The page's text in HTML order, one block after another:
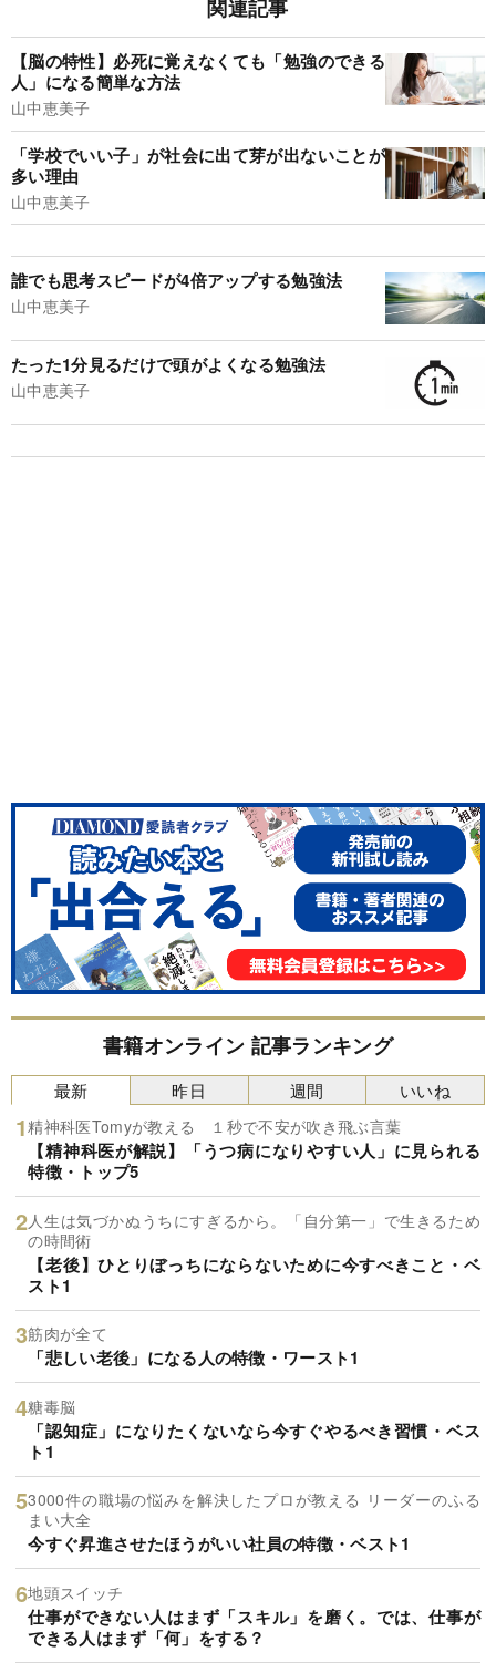
関連記事
【脳の特性】必死に覚えなくても「勉強のできる
人」になる簡単な方法
山中恵美子
「学校でいい子」が社会に出て芽が出ないことが
多い理由
山中恵美子
誰でも思考スピードが4倍アップする勉強法
山中恵美子
たった1分見るだけで頭がよくなる勉強法
山中恵美子
書籍オンライン 記事ランキング
最新
精神科医Tomyが教える １秒で不安が吹き飛ぶ言葉
【精神科医が解説】「うつ病になりやすい人」に見られる
特徴・トップ5
人生は気づかぬうちにすぎるから。「自分第一」で生きるため
の時間術
【老後】ひとりぼっちにならないために今すべきこと・ベ
スト1
筋肉が全て
「悲しい老後」になる人の特徴・ワースト1
糖毒脳
「認知症」になりたくないなら今すぐやるべき習慣・ベス
ト1
3000件の職場の悩みを解決したプロが教える リーダーのふる
まい大全
今すぐ昇進させたほうがいい社員の特徴・ベスト1
地頭スイッチ
仕事ができない人はまず「スキル」を磨く。では、仕事が
できる人はまず「何」をする？
昨日 週間 いいね